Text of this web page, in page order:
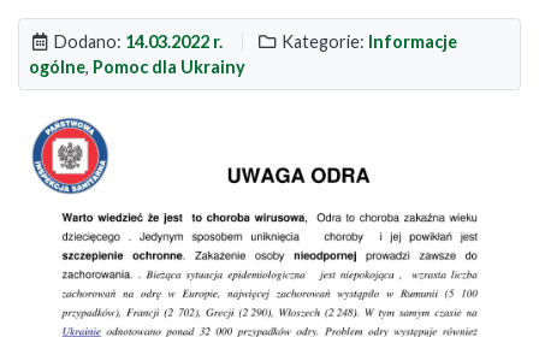
Dodano: 14.03.2022 r. Kategorie: Informacje
ogólne, Pomoc dla Ukrainy